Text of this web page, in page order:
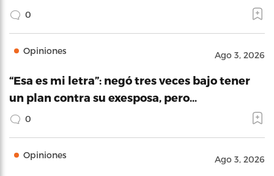
0
Opiniones Ago 3, 2026
“Esa es mi letra”: negó tres veces bajo tener
un plan contra su exesposa, pero…
0
Opiniones Ago 3, 2026